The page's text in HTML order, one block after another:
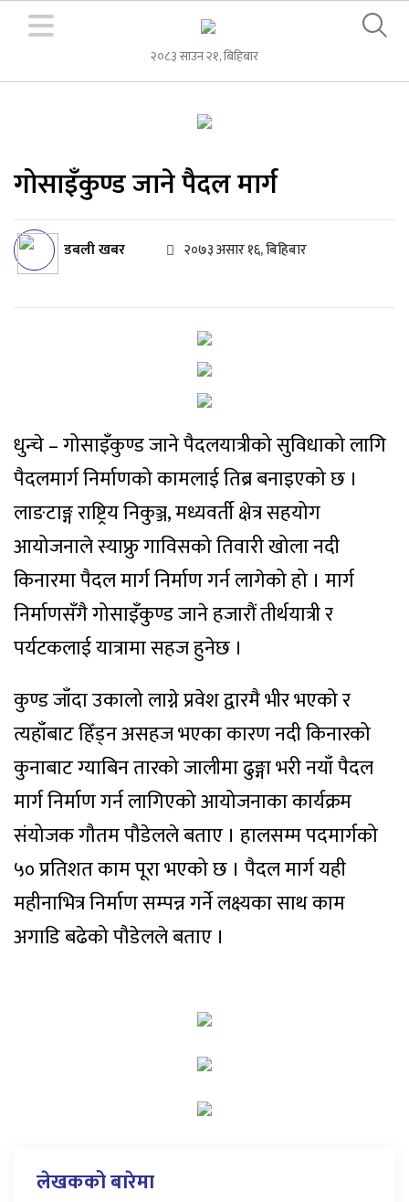
२०८३ साउन २१, बिहिबार
गोसाइँकुण्ड जाने पैदल मार्ग
डबली खबर २०७३ असार १६, बिहिबार
धुन्चे – गोसाइँकुण्ड जाने पैदलयात्रीको सुविधाको लागि
पैदलमार्ग निर्माणको कामलाई तिब्र बनाइएको छ ।
लाङटाङ्ग राष्ट्रिय निकुञ्ज, मध्यवर्ती क्षेत्र सहयोग
आयोजनाले स्याफ्रु गाविसको तिवारी खोला नदी
किनारमा पैदल मार्ग निर्माण गर्न लागेको हो । मार्ग
निर्माणसँगै गोसाइँकुण्ड जाने हजारौं तीर्थयात्री र
पर्यटकलाई यात्रामा सहज हुनेछ ।
कुण्ड जाँदा उकालो लाग्ने प्रवेश द्वारमै भीर भएको र
त्यहाँबाट हिँड्न असहज भएका कारण नदी किनारको
कुनाबाट ग्याबिन तारको जालीमा ढुङ्गा भरी नयाँ पैदल
मार्ग निर्माण गर्न लागिएको आयोजनाका कार्यक्रम
संयोजक गौतम पौडेलले बताए । हालसम्म पदमार्गको
५० प्रतिशत काम पूरा भएको छ । पैदल मार्ग यही
महीनाभित्र निर्माण सम्पन्न गर्ने लक्ष्यका साथ काम
अगाडि बढेको पौडेलले बताए ।
लेखकको बारेमा